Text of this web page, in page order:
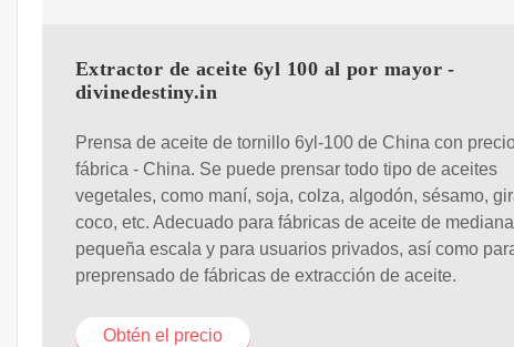
Extractor de aceite 6yl 100 al por mayor -
divinedestiny.in
Prensa de aceite de tornillo 6yl-100 de China con
fábrica - China. Se puede prensar todo tipo de aceites
vegetales, como maní, soja, colza, algodón, sésamo,
coco, etc. Adecuado para fábricas de aceite de
pequeña escala y para usuarios privados, así como
preprensado de fábricas de extracción de aceite.
Obtén el precio